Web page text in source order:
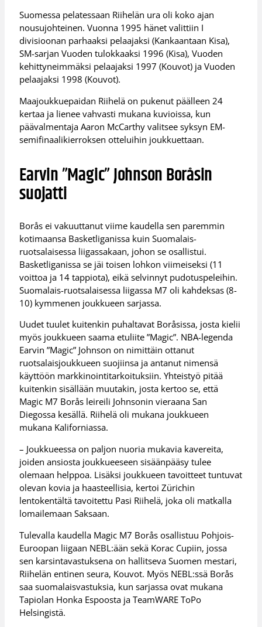
Suomessa pelatessaan Riihelän ura oli koko ajan
nousujohteinen. Vuonna 1995 hänet valittiin I
divisioonan parhaaksi pelaajaksi (Kankaantaan Kisa),
SM-sarjan Vuoden tulokkaaksi 1996 (Kisa), Vuoden
kehittyneimmäksi pelaajaksi 1997 (Kouvot) ja Vuoden
pelaajaksi 1998 (Kouvot).
Maajoukkuepaidan Riihelä on pukenut päälleen 24
kertaa ja lienee vahvasti mukana kuvioissa, kun
päävalmentaja Aaron McCarthy valitsee syksyn EM-
semifinaalikierroksen otteluihin joukkuettaan.
Earvin ”Magic” Johnson Boråsin
suojatti
Borås ei vakuuttanut viime kaudella sen paremmin
kotimaansa Basketliganissa kuin Suomalais-
ruotsalaisessa liigassakaan, johon se osallistui.
Basketliganissa se jäi toisen lohkon viimeiseksi (11
voittoa ja 14 tappiota), eikä selvinnyt pudotuspeleihin.
Suomalais-ruotsalaisessa liigassa M7 oli kahdeksas (8-
10) kymmenen joukkueen sarjassa.
Uudet tuulet kuitenkin puhaltavat Boråsissa, josta kielii
myös joukkueen saama etuliite ”Magic”. NBA-legenda
Earvin ”Magic” Johnson on nimittäin ottanut
ruotsalaisjoukkueen suojiinsa ja antanut nimensä
käyttöön markkinointitarkoituksiin. Yhteistyö pitää
kuitenkin sisällään muutakin, josta kertoo se, että
Magic M7 Borås leireili Johnsonin vieraana San
Diegossa kesällä. Riihelä oli mukana joukkueen
mukana Kaliforniassa.
– Joukkueessa on paljon nuoria mukavia kavereita,
joiden ansiosta joukkueeseen sisäänpääsy tulee
olemaan helppoa. Lisäksi joukkueen tavoitteet tuntuvat
olevan kovia ja haasteellisia, kertoi Zürichin
lentokentältä tavoitettu Pasi Riihelä, joka oli matkalla
lomailemaan Saksaan.
Tulevalla kaudella Magic M7 Borås osallistuu Pohjois-
Euroopan liigaan NEBL:ään sekä Korac Cupiin, jossa
sen karsintavastuksena on hallitseva Suomen mestari,
Riihelän entinen seura, Kouvot. Myös NEBL:ssä Borås
saa suomalaisvastuksia, kun sarjassa ovat mukana
Tapiolan Honka Espoosta ja TeamWARE ToPo
Helsingistä.